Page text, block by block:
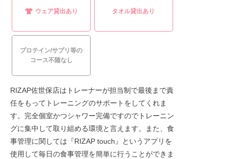
ウェア貸出あり タオル貸出あり
プロテイン/サプリ等の
コース不随なし
RIZAP佐世保店はトレーナーが担当制で最後まで責
任をもってトレーニングのサポートをしてくれま
す。完全個室かつシャワー完備ですのでトレーニン
グに集中して取り組める環境と言えます。また、食
事管理に関しては『RIZAP touch』というアプリを
使用して毎日の食事管理を簡単に行うことができま